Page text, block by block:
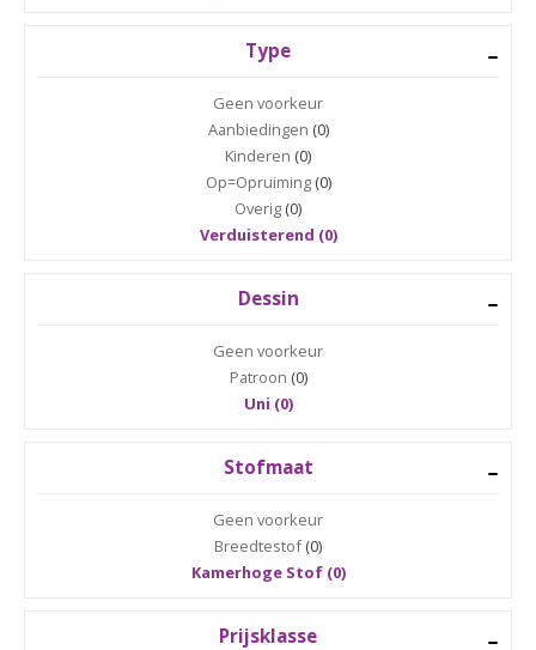
Type
Geen voorkeur
Aanbiedingen (0)
Kinderen (0)
Op=Opruiming(0)
Overig (0)
Verduisterend (0)
Dessin
Geen voorkeur
Patroon (0)
Uni (0)
Stofmaat
Geen voorkeur
Breedtestof(0)
Kamerhoge Stof (0)
Prijsklasse